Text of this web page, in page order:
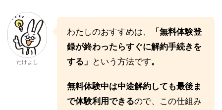
たけよし
わたしのおすすめは、
「無料体験登
録が終わったらすぐに解約手続きを
する」 という方法です。
無料体験中は中途解約しても最後ま
で体験利用できるので、この仕組み